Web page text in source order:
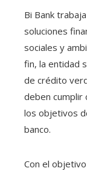
Bi Bank
soluciones
sociales y
fin, la entidad
de crédito
deben cumplir
los objetivos
banco.
Con el